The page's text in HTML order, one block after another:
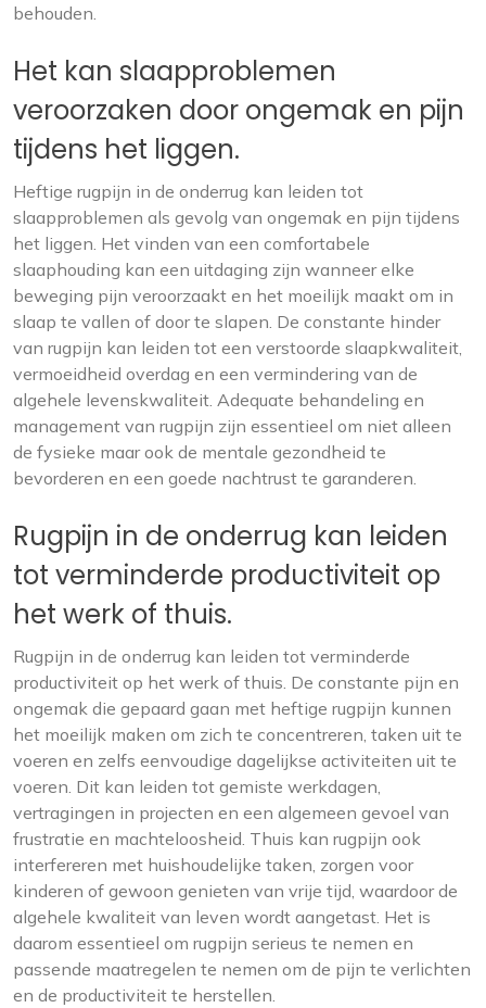
behouden.
Het kan slaapproblemen
veroorzaken door ongemak en pijn
tijdens het liggen.
Heftige rugpijn in de onderrug kan leiden tot
slaapproblemen als gevolg van ongemak en pijn tijdens
het liggen. Het vinden van een comfortabele
slaaphouding kan een uitdaging zijn wanneer elke
beweging pijn veroorzaakt en het moeilijk maakt om in
slaap te vallen of door te slapen. De constante hinder
van rugpijn kan leiden tot een verstoorde slaapkwaliteit,
vermoeidheid overdag en een vermindering van de
algehele levenskwaliteit. Adequate behandeling en
management van rugpijn zijn essentieel om niet alleen
de fysieke maar ook de mentale gezondheid te
bevorderen en een goede nachtrust te garanderen.
Rugpijn in de onderrug kan leiden
tot verminderde productiviteit op
het werk of thuis.
Rugpijn in de onderrug kan leiden tot verminderde
productiviteit op het werk of thuis. De constante pijn en
ongemak die gepaard gaan met heftige rugpijn kunnen
het moeilijk maken om zich te concentreren, taken uit te
voeren en zelfs eenvoudige dagelijkse activiteiten uit te
voeren. Dit kan leiden tot gemiste werkdagen,
vertragingen in projecten en een algemeen gevoel van
frustratie en machteloosheid. Thuis kan rugpijn ook
interfereren met huishoudelijke taken, zorgen voor
kinderen of gewoon genieten van vrije tijd, waardoor de
algehele kwaliteit van leven wordt aangetast. Het is
daarom essentieel om rugpijn serieus te nemen en
passende maatregelen te nemen om de pijn te verlichten
en de productiviteit te herstellen.